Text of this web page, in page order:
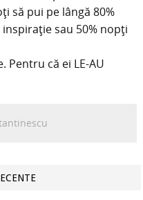
să pui pe lângă 80%
inspirație sau 50% nopți
Pentru că ei LE-AU